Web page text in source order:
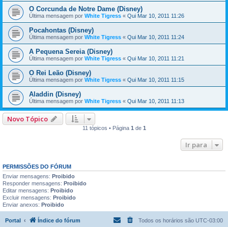
O Corcunda de Notre Dame (Disney)
Última mensagem por White Tigress « Qui Mar 10, 2011 11:26
Pocahontas (Disney)
Última mensagem por White Tigress « Qui Mar 10, 2011 11:24
A Pequena Sereia (Disney)
Última mensagem por White Tigress « Qui Mar 10, 2011 11:21
O Rei Leão (Disney)
Última mensagem por White Tigress « Qui Mar 10, 2011 11:15
Aladdin (Disney)
Última mensagem por White Tigress « Qui Mar 10, 2011 11:13
Novo Tópico
11 tópicos • Página 1 de 1
Ir para
PERMISSÕES DO FÓRUM
Enviar mensagens: Proibido
Responder mensagens: Proibido
Editar mensagens: Proibido
Excluir mensagens: Proibido
Enviar anexos: Proibido
Portal Índice do fórum Todos os horários são UTC-03:00